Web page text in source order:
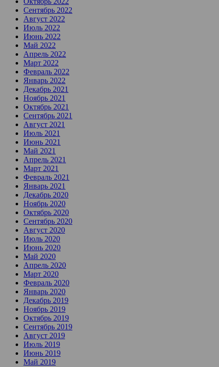
Сентябрь 2022
Август 2022
Июль 2022
Июнь 2022
Май 2022
Апрель 2022
Март 2022
Февраль 2022
Январь 2022
Декабрь 2021
Ноябрь 2021
Октябрь 2021
Сентябрь 2021
Август 2021
Июль 2021
Июнь 2021
Май 2021
Апрель 2021
Март 2021
Февраль 2021
Январь 2021
Декабрь 2020
Ноябрь 2020
Октябрь 2020
Сентябрь 2020
Август 2020
Июль 2020
Июнь 2020
Май 2020
Апрель 2020
Март 2020
Февраль 2020
Январь 2020
Декабрь 2019
Ноябрь 2019
Октябрь 2019
Сентябрь 2019
Август 2019
Июль 2019
Июнь 2019
Май 2019